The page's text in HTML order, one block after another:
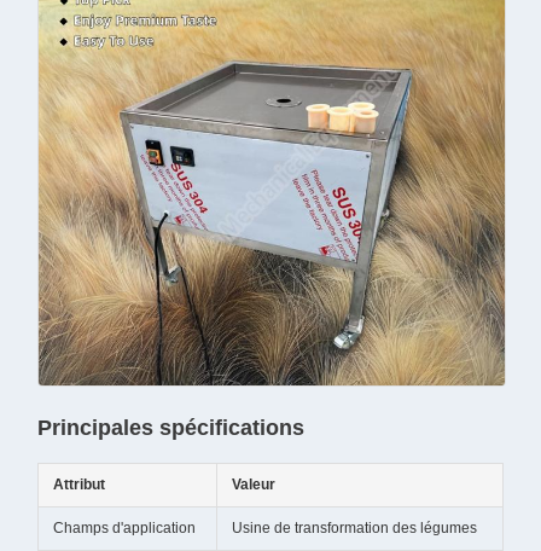
Principales spécifications
Attribut Valeur
Champs d'application Usine de transformation des légumes